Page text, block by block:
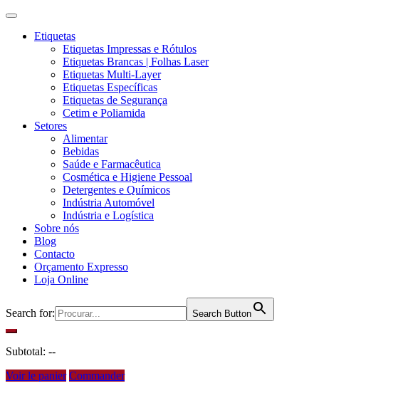
Etiquetas
Etiquetas Impressas e Rótulos
Etiquetas Brancas | Folhas Laser
Etiquetas Multi-Layer
Etiquetas Específicas
Etiquetas de Segurança
Cetim e Poliamida
Setores
Alimentar
Bebidas
Saúde e Farmacêutica
Cosmética e Higiene Pessoal
Detergentes e Químicos
Indústria Automóvel
Indústria e Logística
Sobre nós
Blog
Contacto
Orçamento Expresso
Loja Online
Search for: Search Button
Subtotal: --
Voir le panier Commander